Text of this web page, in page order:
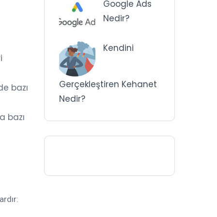
Google Ads
Nedir?
Kendini
Gerçekleştiren Kehanet
Nedir?
bazı
bazı